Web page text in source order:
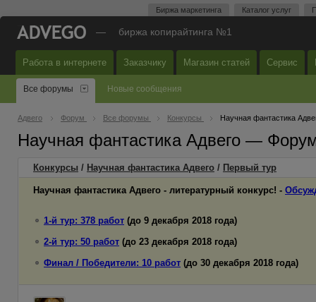
Биржа маркетинга Каталог услуг
— биржа копирайтинга №1
Работа в интернете Заказчику Магазин статей Сервис
Все форумы Новые сообщения
Адвего Форум Все форумы Конкурсы Научная фантастика
Научная фантастика Адвего —
Конкурсы / Научная фантастика Адвего / Первый тур
Научная фантастика Адвего - литературный конкурс! -
1-й тур: 378 работ (до 9 декабря 2018 года)
2-й тур: 50 работ (до 23 декабря 2018 года)
Финал / Победители: 10 работ (до 30 декабря 2018 года)